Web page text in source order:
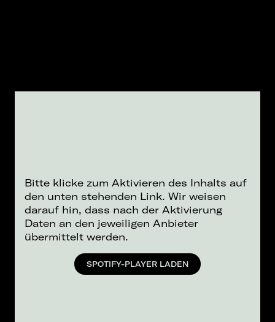
Bitte klicke zum Aktivieren des Inhalts auf
den unten stehenden Link. Wir weisen
darauf hin, dass nach der Aktivierung
Daten an den jeweiligen Anbieter
übermittelt werden.
SPOTIFY-PLAYER LADEN